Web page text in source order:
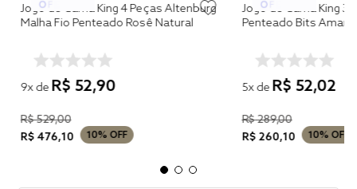
Jogo de Cama King 4 Peças Altenburg
Malha Fio Penteado Rosê Natural
9x de R$ 52,90
R$529,00
R$ 476,10 10% OFF
Jogo de Cama King 3
Penteado Bits
5x de R$ 52,02
R$289,00
R$260,10 10% OFF